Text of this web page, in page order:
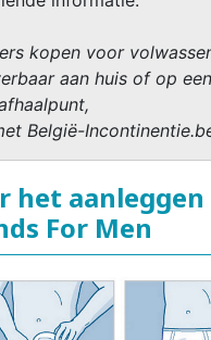
kopen voor
aan huis of op een
België-
het aanleggen
For Men